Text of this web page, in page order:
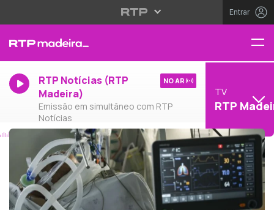
Entrar
RTP Notícias (RTP
Madeira)
Emissão em simultâneo com RTP
Notícias
NO AR
TV
RTP